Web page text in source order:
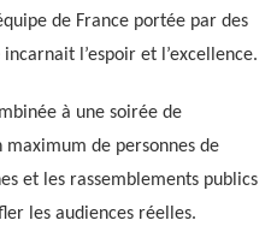
de France portée par des
incarnait l’espoir et l’excellence.
à une soirée de
de personnes de
et les rassemblements publics
les audiences réelles.